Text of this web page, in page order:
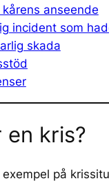
anseende
incident som
skada
en kris?
exempel på